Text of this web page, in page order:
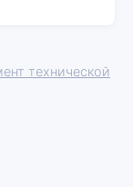
технической